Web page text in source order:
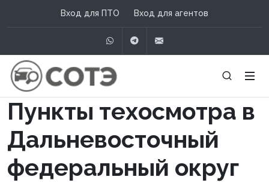
Вход для ПТО Вход для агентов
WhatsAppTelegram
Пункты техосмотра в
Дальневосточный
федеральный округ